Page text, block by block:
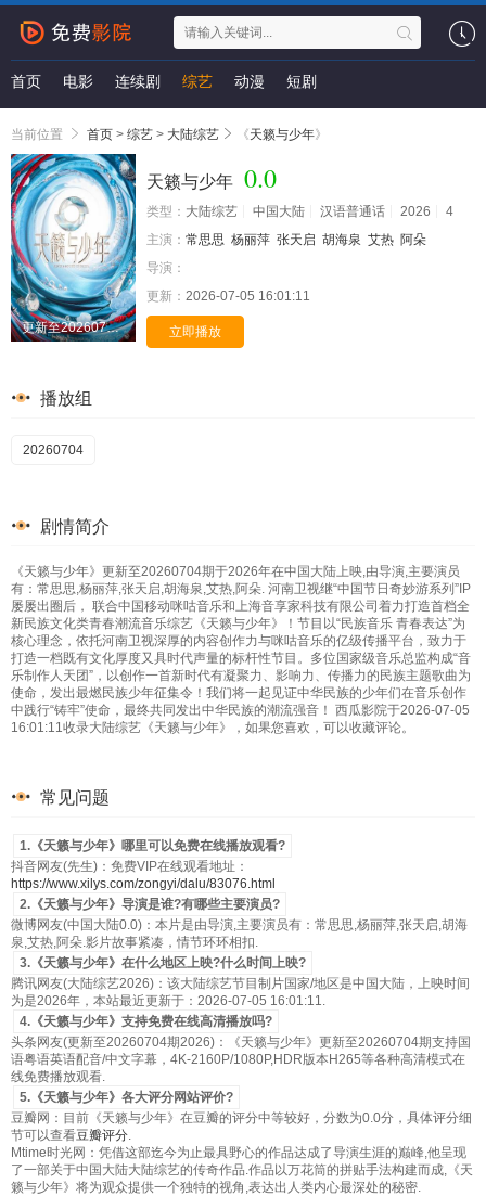
首页 电影 连续剧 综艺 动漫 短剧
当前位置 首页 > 综艺 > 大陆综艺 《天籁与少年》
更新至20260704期
天籁与少年 0.0
类型： 大陆综艺 中国大陆 汉语普通话 2026
4
主演： 常思思 杨丽萍 张天启 胡海泉 艾热 阿朵
导演：
更新： 2026-07-05 16:01:11
立即播放
播放组
20260704
剧情简介
《天籁与少年》更新至20260704期于2026年在中国大陆上映,由导演,主要演员
有：常思思,杨丽萍,张天启,胡海泉,艾热,阿朵. 河南卫视继“中国节日奇妙游系列”IP
屡屡出圈后， 联合中国移动咪咕音乐和上海音享家科技有限公司着力打造首档全
新民族文化类青春潮流音乐综艺《天籁与少年》！节目以“民族音乐 青春表达”为
核心理念，依托河南卫视深厚的内容创作力与咪咕音乐的亿级传播平台，致力于
打造一档既有文化厚度又具时代声量的标杆性节目。多位国家级音乐总监构成“音
乐制作人天团”，以创作一首新时代有凝聚力、影响力、传播力的民族主题歌曲为
使命，发出最燃民族少年征集令！我们将一起见证中华民族的少年们在音乐创作
中践行“铸牢”使命，最终共同发出中华民族的潮流强音！ 西瓜影院于2026-07-05
16:01:11收录大陆综艺《天籁与少年》，如果您喜欢，可以收藏评论。
常见问题
1.《天籁与少年》哪里可以免费在线播放观看?
抖音网友(先生)：免费VIP在线观看地址：
https://www.xilys.com/zongyi/dalu/83076.html
2.《天籁与少年》导演是谁?有哪些主要演员?
微博网友(中国大陆0.0)：本片是由导演,主要演员有：常思思,杨丽萍,张天启,胡海
泉,艾热,阿朵.影片故事紧凑，情节环环相扣.
3.《天籁与少年》在什么地区上映?什么时间上映?
腾讯网友(大陆综艺2026)：该大陆综艺节目制片国家/地区是中国大陆，上映时间
为是2026年，本站最近更新于：2026-07-05 16:01:11.
4.《天籁与少年》支持免费在线高清播放吗?
头条网友(更新至20260704期2026)：《天籁与少年》更新至20260704期支持国
语粤语英语配音/中文字幕，4K-2160P/1080P,HDR版本H265等各种高清模式在
线免费播放观看.
5.《天籁与少年》各大评分网站评价?
豆瓣网：目前《天籁与少年》在豆瓣的评分中等较好，分数为0.0分，具体评分细
节可以查看豆瓣评分.
Mtime时光网：凭借这部迄今为止最具野心的作品达成了导演生涯的巅峰,他呈现
了一部关于中国大陆大陆综艺的传奇作品.作品以万花筒的拼贴手法构建而成,《天
籁与少年》将为观众提供一个独特的视角,表达出人类内心最深处的秘密.